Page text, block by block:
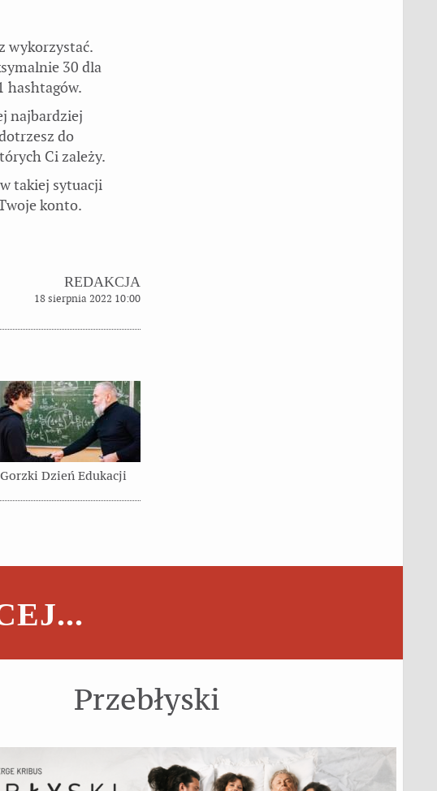
wykorzystać.
30 dla
hashtagów.
najbardziej
do
Ci zależy.
takiej sytuacji
konto.
REDAKCJA
18 sierpnia 2022 10:00
Gorzki Dzień Edukacji
Przebłyski